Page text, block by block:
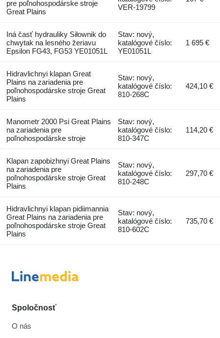
pre poľnohospodárske stroje
Great Plains
VER-19799
Iná časť hydrauliky Siłownik do
chwytak na lesného žeriavu
Epsilon FG43, FG53 YE01051L
Stav: nový,
katalógové číslo:
YE01051L
1 695 €
Hidravlichnyi klapan Great
Plains na zariadenia pre
poľnohospodárske stroje Great
Plains
Stav: nový,
katalógové číslo:
810-268C
424,10 €
Manometr 2000 Psi Great Plains
na zariadenia pre
poľnohospodárske stroje
Stav: nový,
katalógové číslo:
810-347C
114,20 €
Klapan zapobizhnyi Great Plains
na zariadenia pre
poľnohospodárske stroje Great
Plains
Stav: nový,
katalógové číslo:
810-248C
297,70 €
Hidravlichnyi klapan pidiimannia
Great Plains na zariadenia pre
poľnohospodárske stroje Great
Plains
Stav: nový,
katalógové číslo:
810-602C
735,70 €
Spoločnosť
O nás